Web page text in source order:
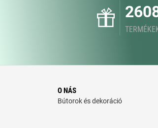
O NÁS
Bútorok és dekoráció